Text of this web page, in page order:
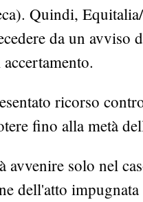
Quindi,
da un avviso
ricorso
fino alla metà
avvenire solo nel
dell'atto